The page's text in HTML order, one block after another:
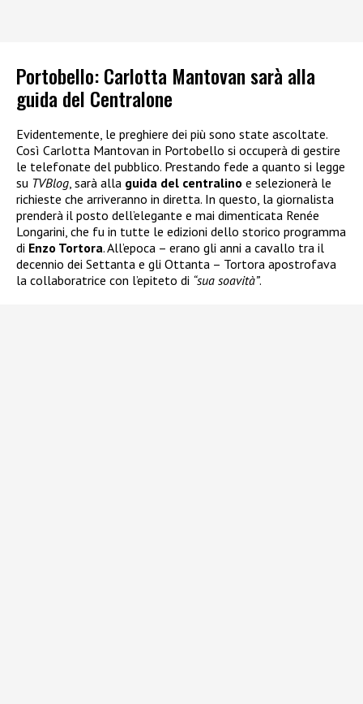
Portobello: Carlotta Mantovan sarà alla
guida del Centralone
Evidentemente, le preghiere dei più sono state ascoltate.
Così Carlotta Mantovan in Portobello si occuperà di gestire
le telefonate del pubblico. Prestando fede a quanto si legge
su TVBlog , sarà alla guida del centralino e selezionerà le
richieste che arriveranno in diretta. In questo, la giornalista
prenderà il posto dell’elegante e mai dimenticata Renée
Longarini, che fu in tutte le edizioni dello storico programma
di Enzo Tortora. All’epoca – erano gli anni a cavallo tra il
decennio dei Settanta e gli Ottanta – Tortora apostrofava
la collaboratrice con l’epiteto di “sua soavità”.